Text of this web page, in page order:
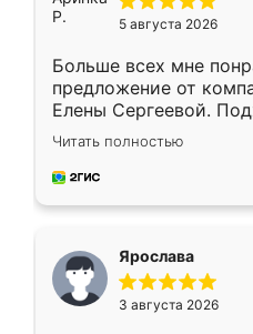
5 августа 2026
Больше всех мне
предложение от
Елены Сергеевой.
короткие сроки
для замера сотрудник
предложил по моему
Читать полностью
Ярослава
3 августа 2026